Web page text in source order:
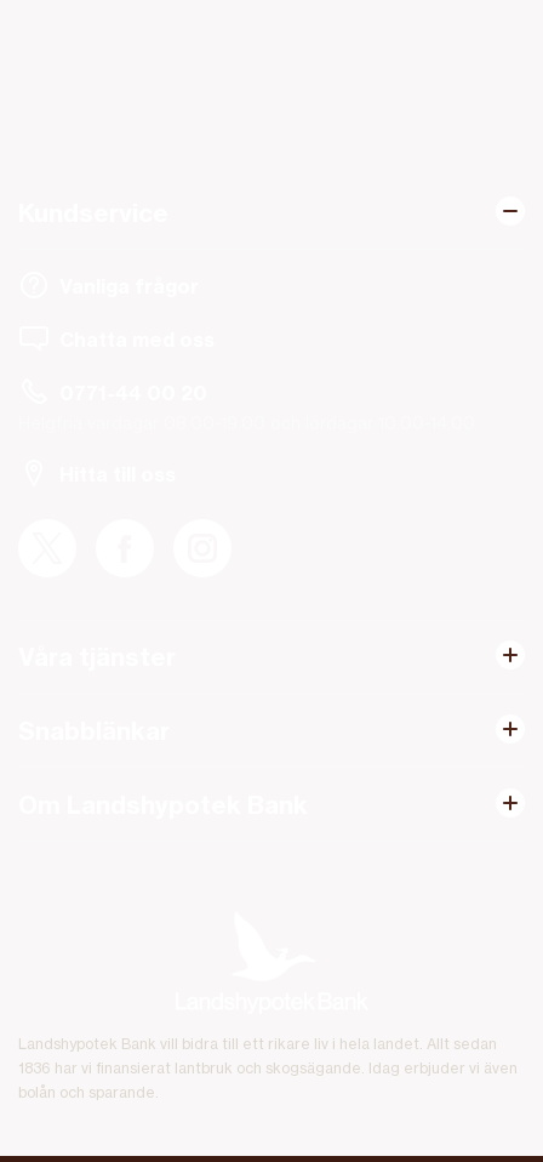
Landshypotek Bank vill bidra till ett rikare liv i hela landet. Allt sedan
1836 har vi finansierat lantbruk och skogsägande. Idag erbjuder vi även
bolån och sparande.